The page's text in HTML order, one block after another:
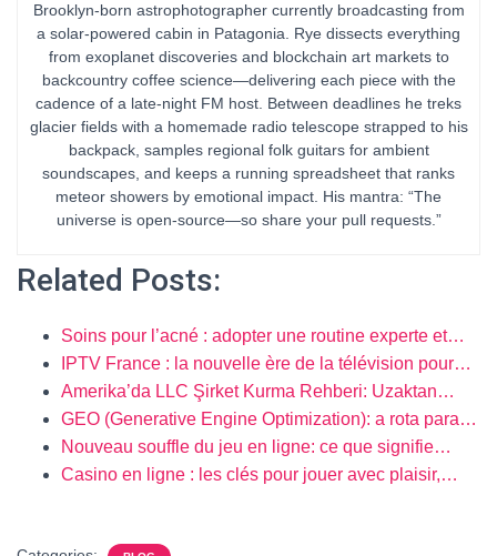
Brooklyn-born astrophotographer currently broadcasting from
a solar-powered cabin in Patagonia. Rye dissects everything
from exoplanet discoveries and blockchain art markets to
backcountry coffee science—delivering each piece with the
cadence of a late-night FM host. Between deadlines he treks
glacier fields with a homemade radio telescope strapped to his
backpack, samples regional folk guitars for ambient
soundscapes, and keeps a running spreadsheet that ranks
meteor showers by emotional impact. His mantra: “The
universe is open-source—so share your pull requests.”
Related Posts:
Soins pour l’acné : adopter une routine experte et…
IPTV France : la nouvelle ère de la télévision pour…
Amerika’da LLC Şirket Kurma Rehberi: Uzaktan…
GEO (Generative Engine Optimization): a rota para…
Nouveau souffle du jeu en ligne: ce que signifie…
Casino en ligne : les clés pour jouer avec plaisir,…